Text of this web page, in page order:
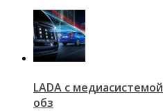
LADA с
обз